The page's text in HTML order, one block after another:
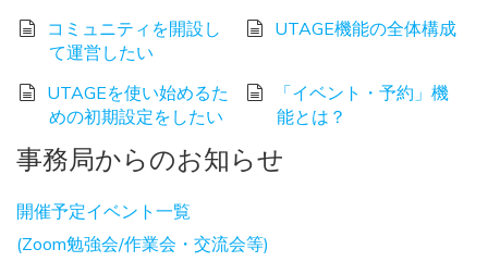
コミュニティを開設し
て運営したい
UTAGE機能の全体構成
UTAGEを使い始めるた
めの初期設定をしたい
「イベント・予約」機
能とは？
事務局からのお知らせ
開催予定イベント一覧
(Zoom勉強会/作業会・交流会等)